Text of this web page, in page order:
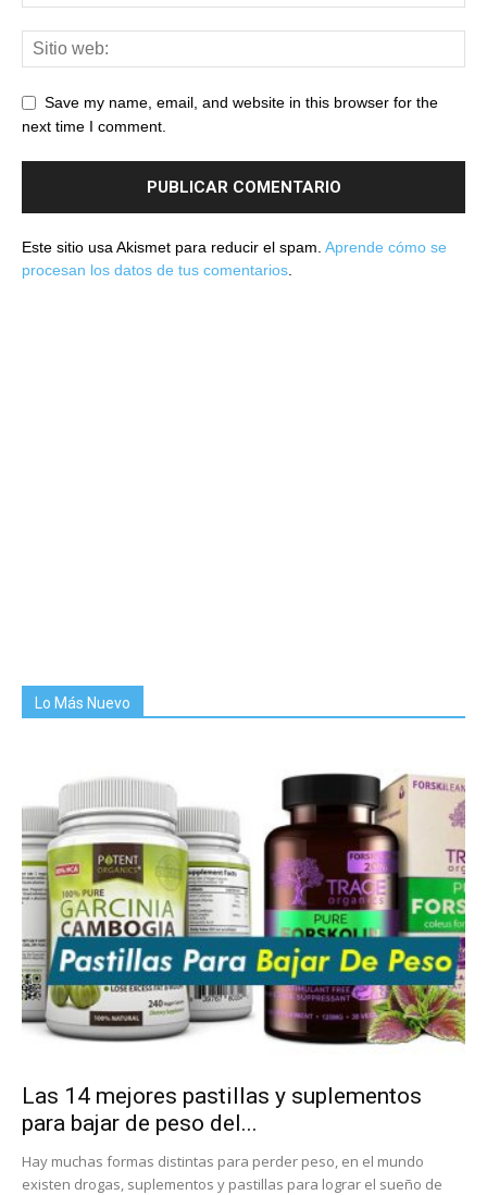
Save my name, email, and website in this browser for the
next time I comment.
Este sitio usa Akismet para reducir el spam. Aprende cómo se
procesan los datos de tus comentarios
Lo Más Nuevo
Las 14 mejores pastillas y suplementos
para bajar de peso del...
Hay muchas formas distintas para perder peso, en el mundo
existen drogas, suplementos y pastillas para lograr el sueño de